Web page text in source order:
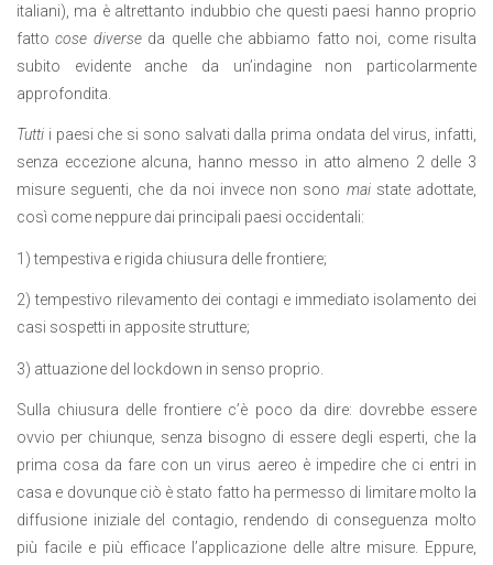
italiani), ma è altrettanto indubbio che questi paesi hanno proprio
fattocose diverseda quelle che abbiamo fatto noi, come risulta
subito evidente anche da un’indagine non particolarmente
approfondita.
Tutti i paesi che si sono salvati dalla prima ondata del virus, infatti,
senza eccezione alcuna, hanno messo in atto almeno 2 delle 3
misure seguenti, che da noi invece non sono maistate adottate,
così come neppure dai principali paesi occidentali:
1) tempestiva e rigida chiusura delle frontiere;
2) tempestivo rilevamento dei contagi e immediato isolamento dei
casi sospetti in apposite strutture;
3) attuazione del lockdown in senso proprio.
Sulla chiusura delle frontiere c’è poco da dire: dovrebbe essere
ovvio per chiunque, senza bisogno di essere degli esperti, che la
prima cosa da fare con un virus aereo è impedire che ci entri in
casa e dovunque ciò è stato fatto ha permesso di limitare molto la
diffusione iniziale del contagio, rendendo di conseguenza molto
più facile e più efficace l’applicazione delle altre misure. Eppure,